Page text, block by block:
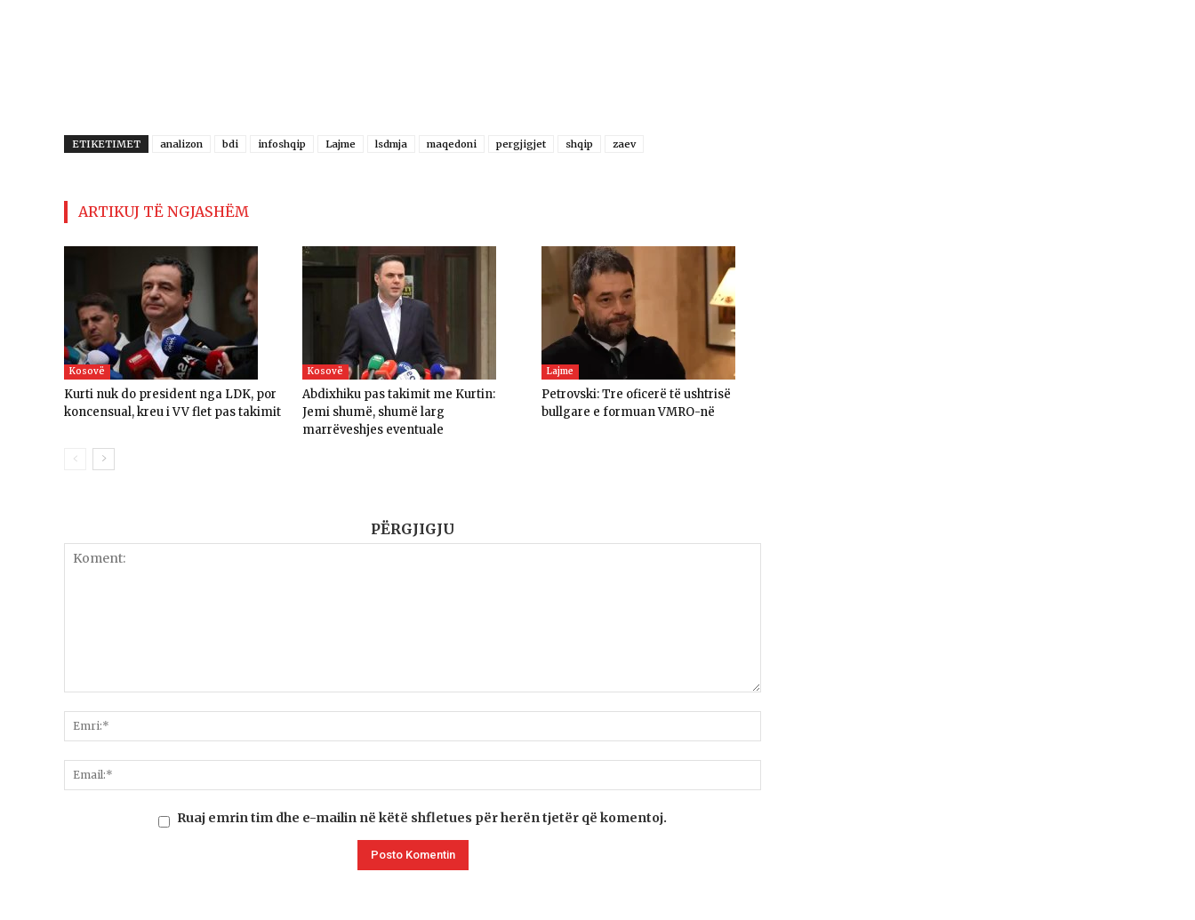
ETIKETIMET analizon bdi infoshqip Lajme lsdmja maqedoni pergjigjet shqip zaev
ARTIKUJ TË NGJASHËM
Kosovë
Kurti nuk do president nga LDK, por
koncensual, kreu i VV flet pas takimit
Kosovë
Abdixhiku pas takimit me Kurtin:
Jemi shumë, shumë larg
marrëveshjes eventuale
Lajme
Petrovski: Tre oficerë të ushtrisë
bullgare e formuan VMRO-në
PËRGJIGJU
Ruaj emrin tim dhe e-mailin në këtë shfletues për herën tjetër që komentoj.